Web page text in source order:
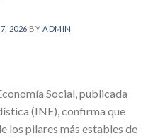
2026 BY ADMIN
Social, publicada
(INE), confirma que
los pilares más estables de